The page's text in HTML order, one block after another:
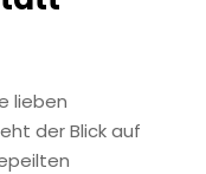
lieben
der Blick auf